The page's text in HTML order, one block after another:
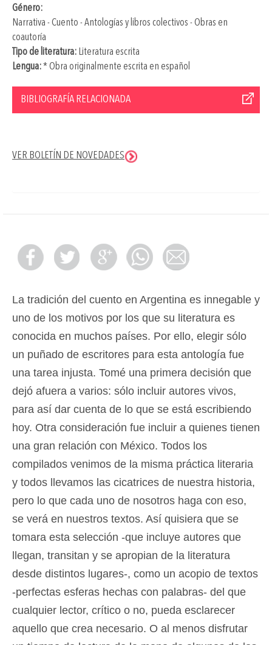
Género:
Narrativa - Cuento - Antologías y libros colectivos - Obras en
coautoría
Tipo de literatura: Literatura escrita
Lengua:* Obra originalmente escrita en español
BIBLIOGRAFÍA RELACIONADA
VER BOLETÍN DE NOVEDADES
La tradición del cuento en Argentina es innegable y
uno de los motivos por los que su literatura es
conocida en muchos países. Por ello, elegir sólo
un puñado de escritores para esta antología fue
una tarea injusta. Tomé una primera decisión que
dejó afuera a varios: sólo incluir autores vivos,
para así dar cuenta de lo que se está escribiendo
hoy. Otra consideración fue incluir a quienes tienen
una gran relación con México. Todos los
compilados venimos de la misma práctica literaria
y todos llevamos las cicatrices de nuestra historia,
pero lo que cada uno de nosotros haga con eso,
se verá en nuestros textos. Así quisiera que se
tomara esta selección -que incluye autores que
llegan, transitan y se apropian de la literatura
desde distintos lugares-, como un acopio de textos
-perfectas esferas hechas con palabras- del que
cualquier lector, crítico o no, pueda esclarecer
aquello que crea necesario. O al menos disfrutar